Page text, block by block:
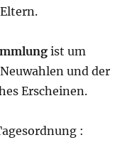
ist um
und der
Erscheinen.
: